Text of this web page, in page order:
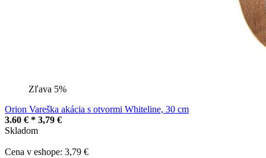
Zľava 5%
Orion Vareška akácia s otvormi Whiteline, 30 cm
3.60 € * 3,79 €
Skladom
Cena v eshope: 3,79 €